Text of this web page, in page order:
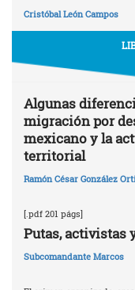
Cristóbal León Campos
Algunas
migración por
mexicano y la
territorial
Ramón César González
[.pdf 201 págs]
Putas, activistas
Subcomandante Marcos